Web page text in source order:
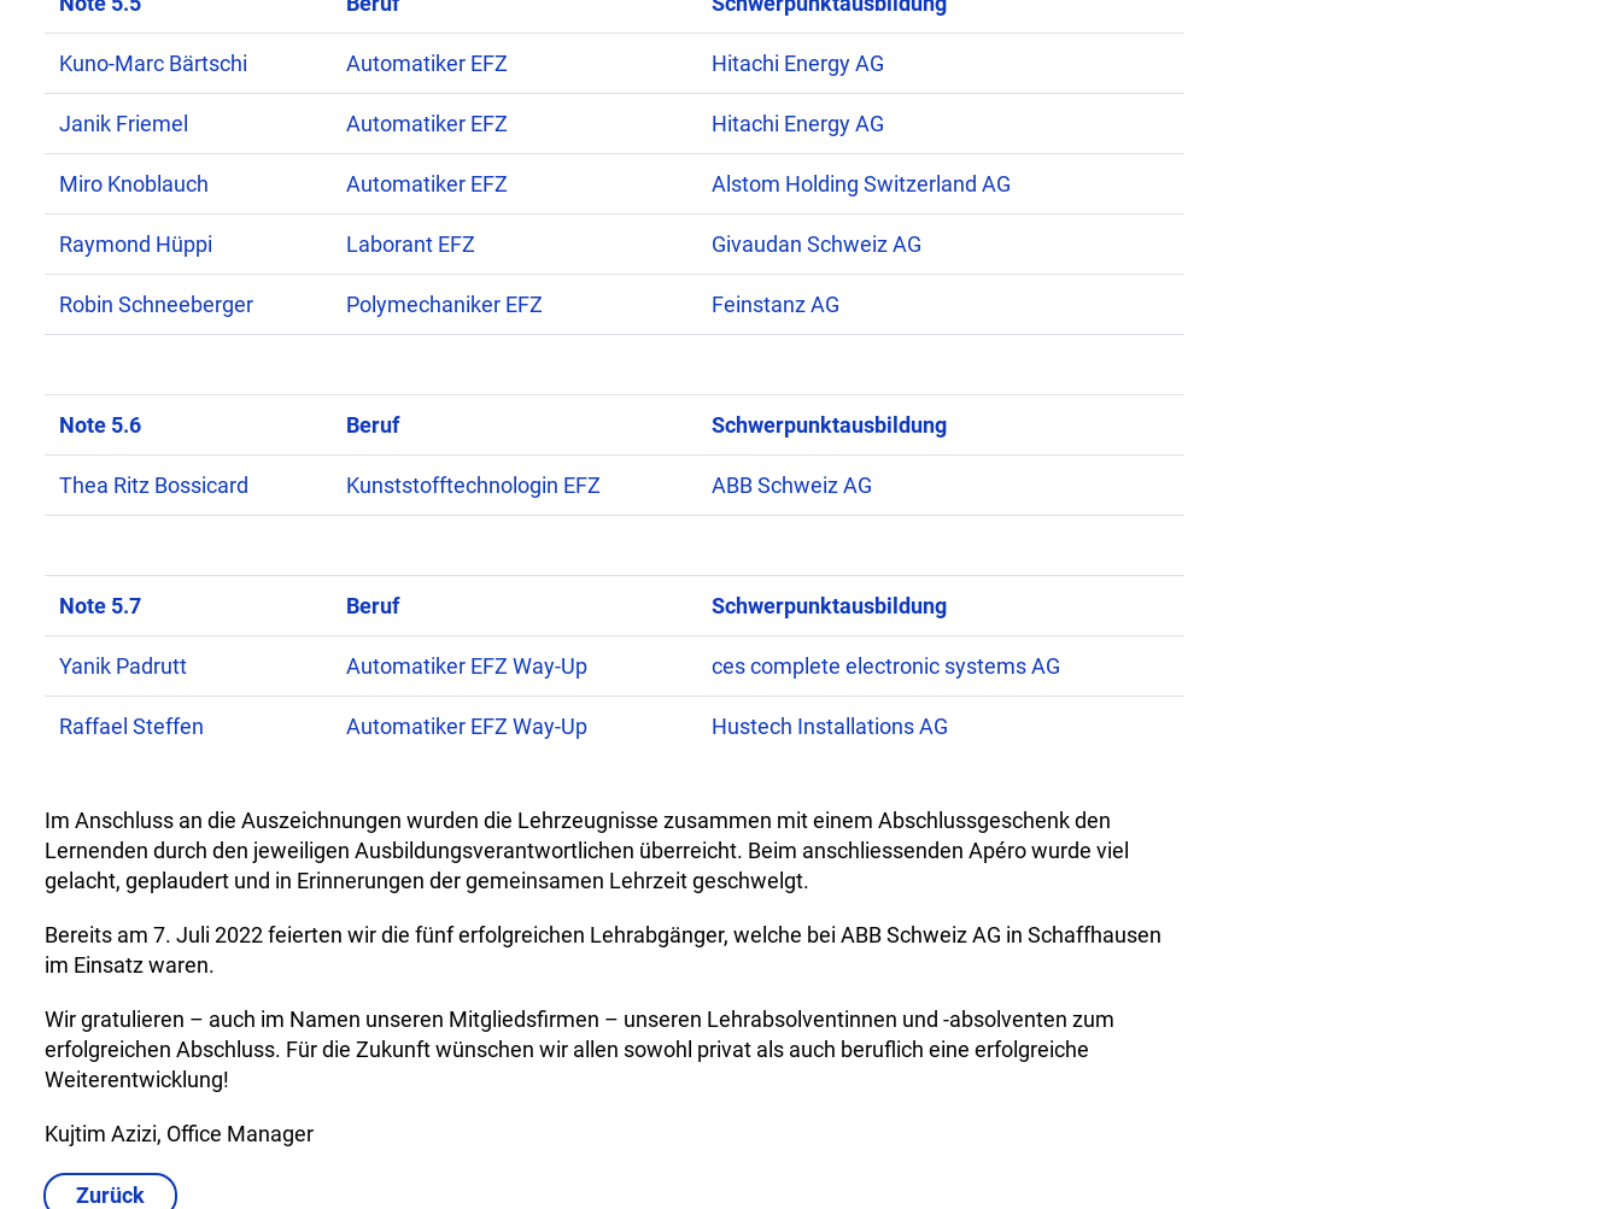
Kuno-Marc Bärtschi Automatiker EFZ Hitachi Energy AG
Janik Friemel Automatiker EFZ Hitachi Energy AG
Miro Knoblauch Automatiker EFZ Alstom Holding Switzerland AG
Raymond Hüppi Laborant EFZ Givaudan Schweiz AG
Robin Schneeberger Polymechaniker EFZ Feinstanz AG
Note 5.6 Beruf Schwerpunktausbildung
Thea Ritz Bossicard Kunststofftechnologin EFZ ABB Schweiz AG
Note 5.7 Beruf Schwerpunktausbildung
Yanik Padrutt Automatiker EFZ Way-Up ces complete electronic systems AG
Raffael Steffen Automatiker EFZ Way-Up Hustech Installations AG
Im Anschluss an die Auszeichnungen wurden die Lehrzeugnisse zusammen mit einem Abschlussgeschenk den
Lernenden durch den jeweiligen Ausbildungsverantwortlichen überreicht. Beim anschliessenden Apéro wurde viel
gelacht, geplaudert und in Erinnerungen der gemeinsamen Lehrzeit geschwelgt.
Bereits am 7. Juli 2022 feierten wir die fünf erfolgreichen Lehrabgänger, welche bei ABB Schweiz AG in Schaffhausen
im Einsatz waren.
Wir gratulieren – auch im Namen unseren Mitgliedsfirmen – unseren Lehrabsolventinnen und -absolventen zum
erfolgreichen Abschluss. Für die Zukunft wünschen wir allen sowohl privat als auch beruflich eine erfolgreiche
Weiterentwicklung!
Kujtim Azizi, Office Manager
Zurück